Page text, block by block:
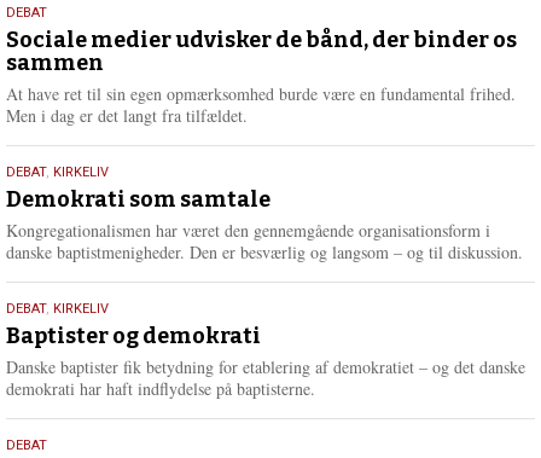
18.
maj
2026
DEBAT
Sociale medier udvisker de bånd, der binder os
sammen
At have ret til sin egen opmærksomhed burde være en fundamental frihed.
Men i dag er det langt fra tilfældet.
18.
maj
2026
DEBAT, KIRKELIV
Demokrati som samtale
Kongregationalismen har været den gennemgående organisationsform i
danske baptistmenigheder. Den er besværlig og langsom – og til diskussion.
18.
maj
2026
DEBAT, KIRKELIV
Baptister og demokrati
Danske baptister fik betydning for etablering af demokratiet – og det danske
demokrati har haft indflydelse på baptisterne.
18.
DEBAT